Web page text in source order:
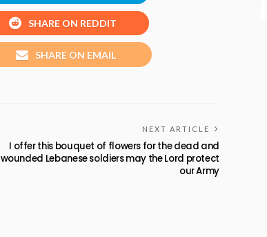
SHARE ON REDDIT
SHARE ON EMAIL
NEXT ARTICLE
I offer this bouquet of flowers for the dead and
wounded Lebanese soldiers may the Lord protect
our Army